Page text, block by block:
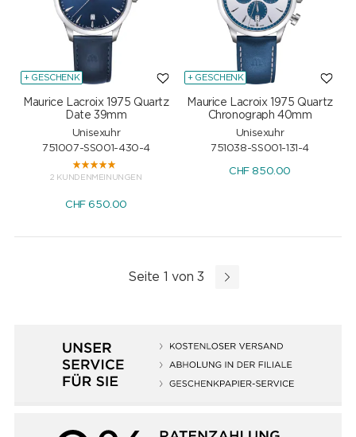
+ GESCHENK
Maurice Lacroix 1975 Quartz
Date 39mm
Unisexuhr
751007-SS001-430-4
2 KUNDENMEINUNGEN
CHF 650.00
+ GESCHENK
Maurice Lacroix 1975 Quartz
Chronograph 40mm
Unisexuhr
751038-SS001-131-4
CHF 850.00
Seite 1 von 3